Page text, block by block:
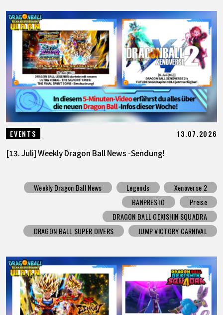
EVENTS 13.07.2026
[13. Juli] Weekly Dragon Ball News -Sendung!
Weekly Dragon Ball News Legends
Xenoverse 2
BANPRESTO
Preise
DRAGON BALL GEKISHIN SQUADRA
DRAGON BALL SUPER DIVERS
JUMP VICTORY CARNIVAL